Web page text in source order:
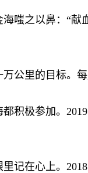
之以鼻：“献
里的目标。每
参加。2019
在心上。2018